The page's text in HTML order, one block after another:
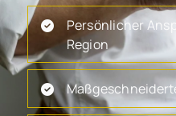
Persönlicher
Region